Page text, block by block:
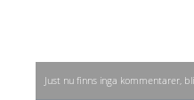
Just nu finns inga kommentarer,